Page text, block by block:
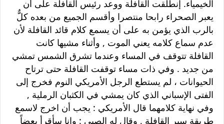
الخيمياء. إنطلقت القافلة ووعد رئيس القافلة على أن
يعبر الصحراء رابحا منتصرا وأقسم الجميع من بعده كلٌّ
بالرب الذي يؤمن به على أن يسمع كلام قائد القافلة لأن
عدم سماع كلامه يعني الموت , وأثناء مشيها كانت
القافلة تتوقف في المساء وعندما تشرق الشمس تمشي
من جديد . وفي ذات مساء توقفت القافلة حتى ترتاح
الحيوانات ، لم يستطع الرجل الأمريكي النوم فخرج إلى
الفتى الإسباني الذي كان يمشي في الكثبان الرملية ,
وفي نهاية كلامهما قال الأمريكي : يجب أن اخرج لاسمع
طريقة سير القافلة , وقال له الصبي : وانا سأقرأ بعضاً